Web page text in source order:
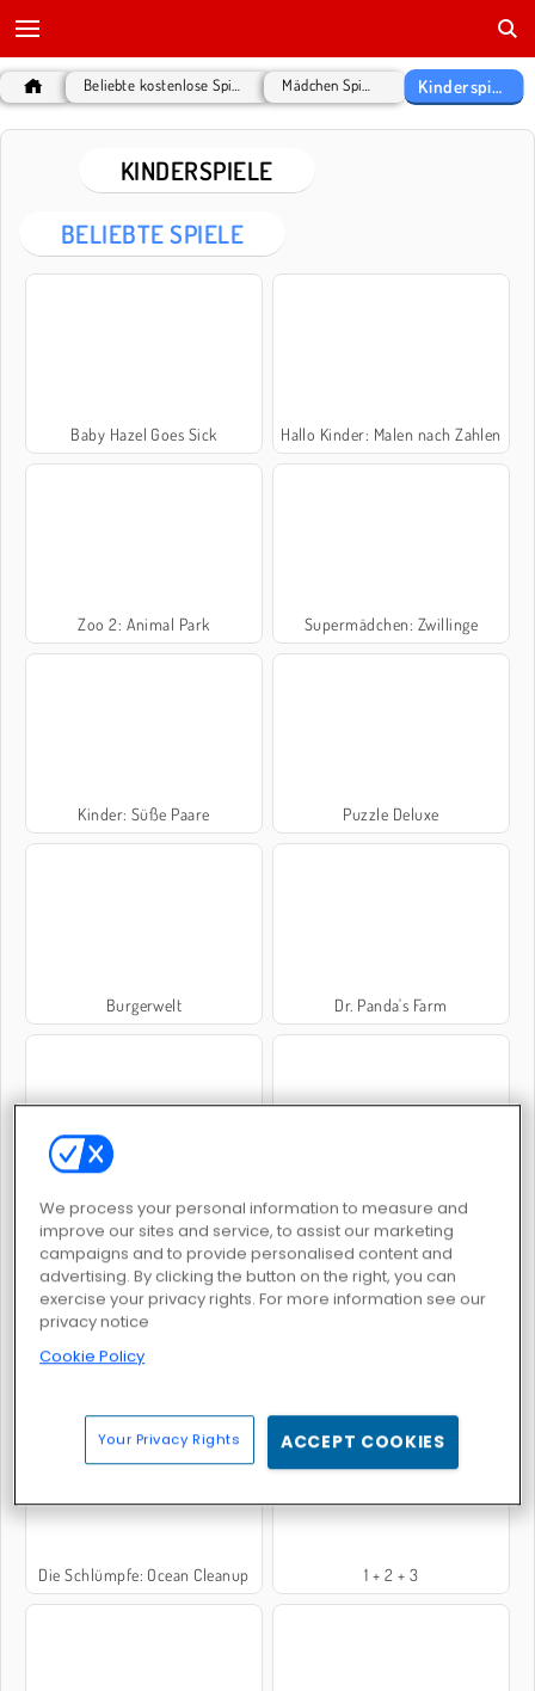
Kinderspiele
KINDERSPIELE
BELIEBTE SPIELE
Baby Hazel Goes Sick Hallo Kinder: Malen nach Zahlen
Zoo 2: Animal Park Supermädchen: Zwillinge
Kinder: Süße Paare Puzzle Deluxe
Burgerwelt Dr. Panda's Farm
Die Schlümpfe: Ocean Cleanup 1 + 2 + 3
We process your personal information to measure and
improve our sites and service, to assist our marketing
campaigns and to provide personalised content and
advertising. By clicking the button on the right, you can
exercise your privacy rights. For more information see our
privacy notice
Cookie Policy
Your Privacy Rights ACCEPT COOKIES